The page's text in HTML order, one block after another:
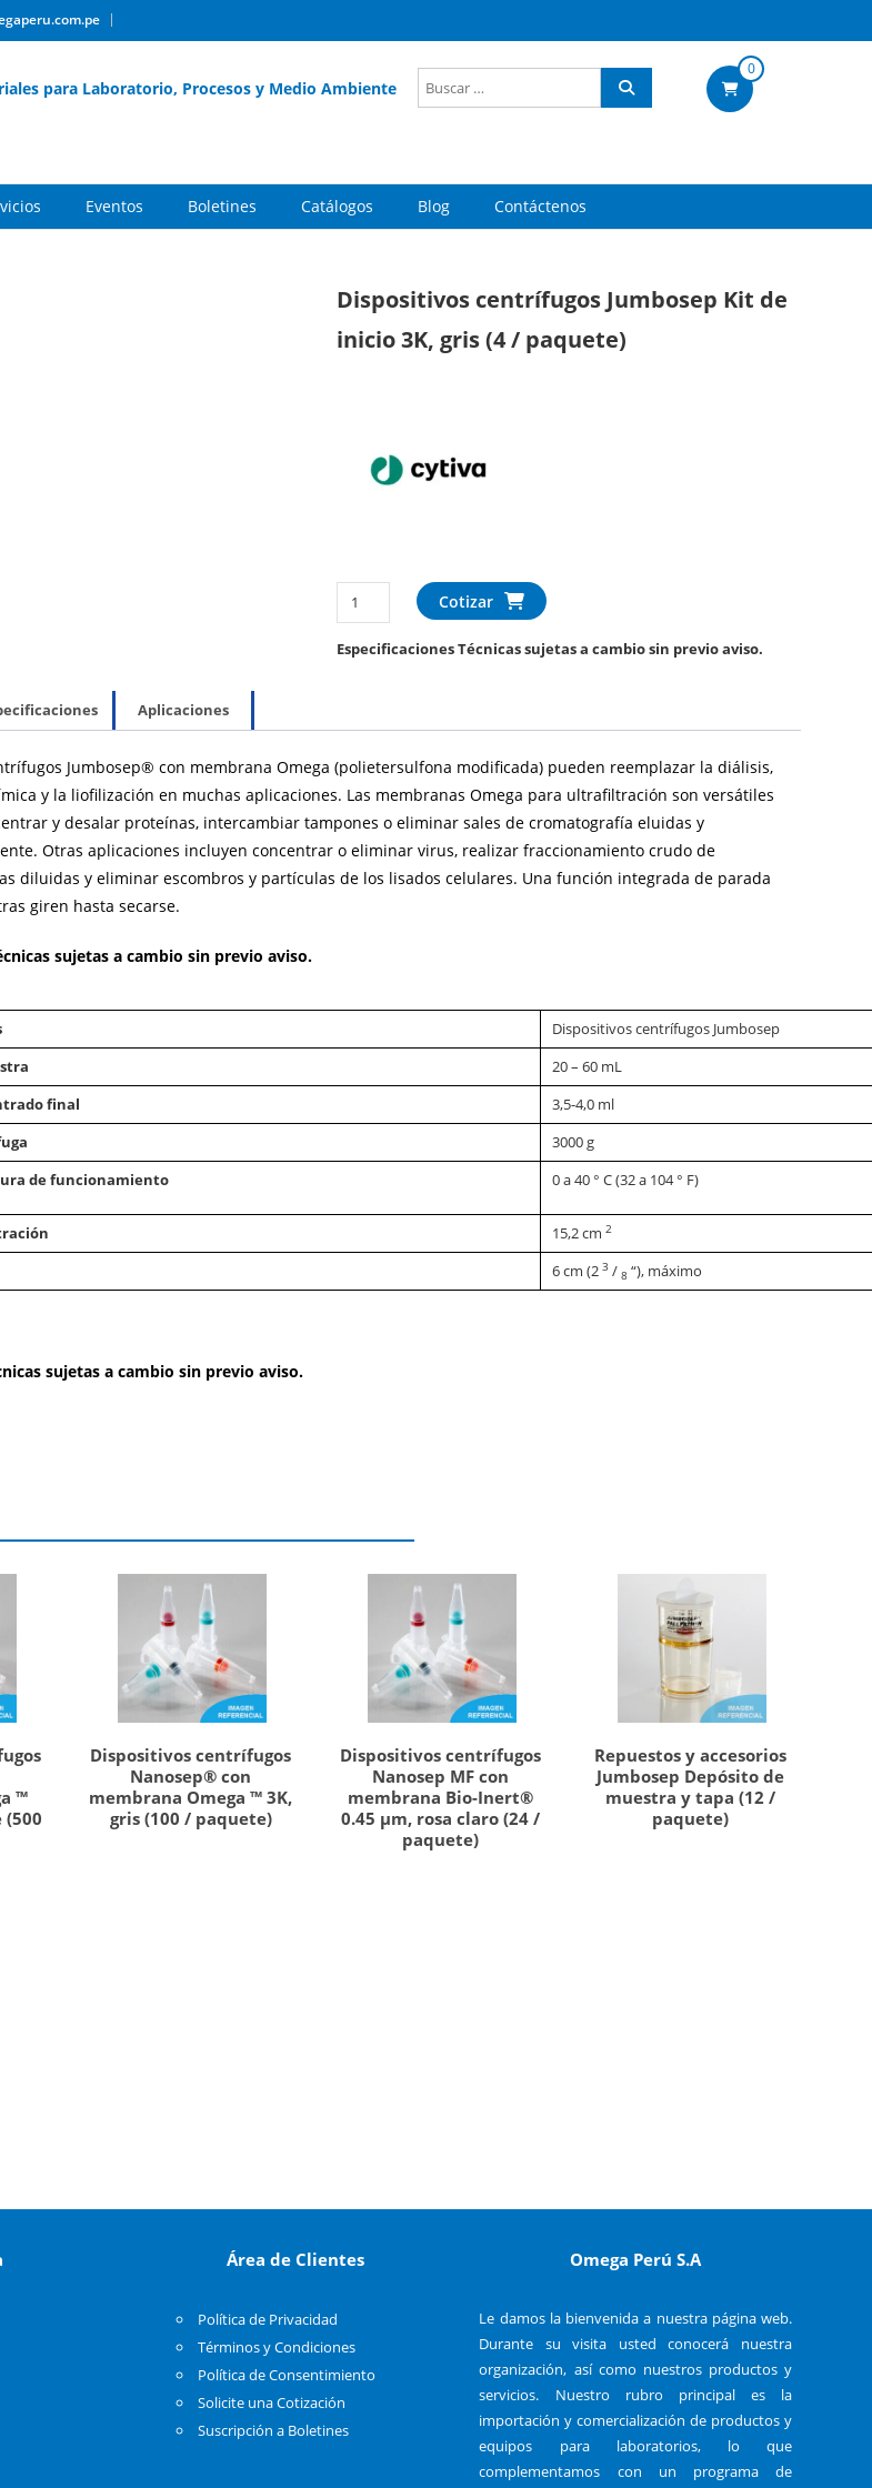
para Laboratorio, Procesos y Medio Ambiente
0
Eventos Boletines Catálogos Blog Contáctenos
Dispositivos centrífugos Jumbosep Kit de
inicio 3K, gris (4 / paquete)
Cotizar
Especificaciones Técnicas sujetas a cambio sin previo aviso.
Aplicaciones
Jumbosep® con membrana Omega (polietersulfona modificada) pueden reemplazar la diálisis,
y la liofilización en muchas aplicaciones. Las membranas Omega para ultrafiltración son versátiles
y desalar proteínas, intercambiar tampones o eliminar sales de cromatografía eluidas y
Otras aplicaciones incluyen concentrar o eliminar virus, realizar fraccionamiento crudo de
diluidas y eliminar escombros y partículas de los lisados ​​celulares. Una función integrada de parada
giren hasta secarse.
sujetas a cambio sin previo aviso.
Dispositivos centrífugos Jumbosep
20 – 60 mL
final
3,5-4,0 ml
3000 g
de funcionamiento
0 a 40 ° C (32 a 104 ° F)
15,2 cm 2
6 cm (2 3 / 8 “), máximo
sujetas a cambio sin previo aviso.
™
Dispositivos centrífugos
Nanosep® con
membrana Omega ™ 3K,
gris (100 / paquete)
Dispositivos centrífugos
Nanosep MF con
membrana Bio-Inert®
0.45 µm, rosa claro (24 /
paquete)
Repuestos y accesorios
Jumbosep Depósito de
muestra y tapa (12 /
paquete)
Área de Clientes
Política de Privacidad
Términos y Condiciones
Política de Consentimiento
Solicite una Cotización
Suscripción a Boletines
Omega Perú S.A
Le damos la bienvenida a nuestra página web.
Durante su visita usted conocerá nuestra
organización, así como nuestros productos y
servicios. Nuestro rubro principal es la
importación y comercialización de productos y
equipos para laboratorios, lo que
complementamos con un programa de